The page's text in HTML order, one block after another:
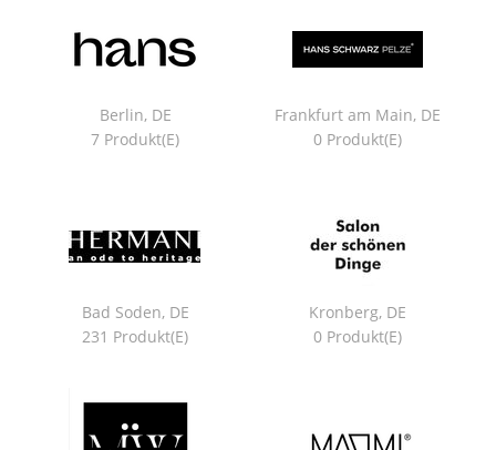
Berlin, DE
7 Produkt(e)
Frankfurt am Main, DE
0 Produkt(e)
Bad Soden, DE
231 Produkt(e)
Kronberg, DE
0 Produkt(e)